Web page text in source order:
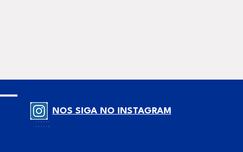
NOS SIGA NO INSTAGRAM